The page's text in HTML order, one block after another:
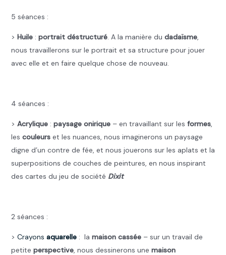
5 séances :
> Huile : portrait déstructuré. A la manière du dadaïsme,
nous travaillerons sur le portrait et sa structure pour jouer
avec elle et en faire quelque chose de nouveau.
4 séances :
> Acrylique : paysage onirique– en travaillant sur les formes,
les couleurset les nuances, nous imaginerons un paysage
digne d’un contre de fée, et nous jouerons sur les aplats et la
superpositions de couches de peintures, en nous inspirant
des cartes du jeu de société Dixit
2 séances :
> Crayons aquarelle : la maison cassée– sur un travail de
petite perspective, nous dessinerons une maison